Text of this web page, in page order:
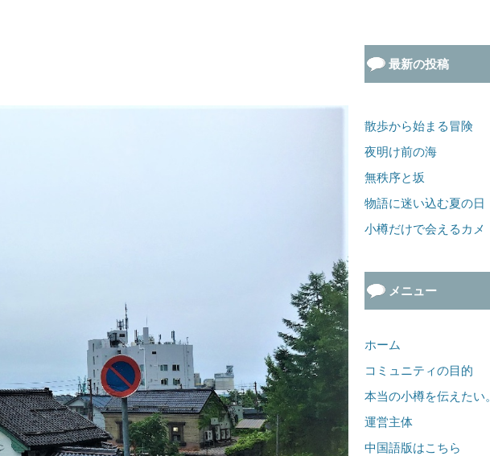
最新の投稿
散歩から始まる冒険
夜明け前の海
無秩序と坂
物語に迷い込む夏の日
小樽だけで会えるカメ
メニュー
ホーム
コミュニティの目的
本当の小樽を伝えたい。
運営主体
中国語版はこちら